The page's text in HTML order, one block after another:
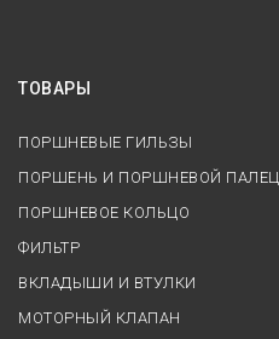
ТОВАРЫ
ПОРШНЕВЫЕ ГИЛЬЗЫ
ПОРШЕНЬ И ПОРШНЕВОЙ ПАЛЕЦ
ПОРШНЕВОЕ КОЛЬЦО
ФИЛЬТР
ВКЛАДЫШИ И ВТУЛКИ
МОТОРНЫЙ КЛАПАН